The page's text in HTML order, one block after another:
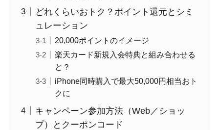
どれくらいおトク？ポイント還元とシミ
ュレーション
20,000ポイントのイメージ
楽天カード新規入会特典と組み合わせる
と？
iPhone同時購入で最大50,000円相当おト
クに
キャンペーン参加方法（Web／ショッ
プ）とクーポンコード